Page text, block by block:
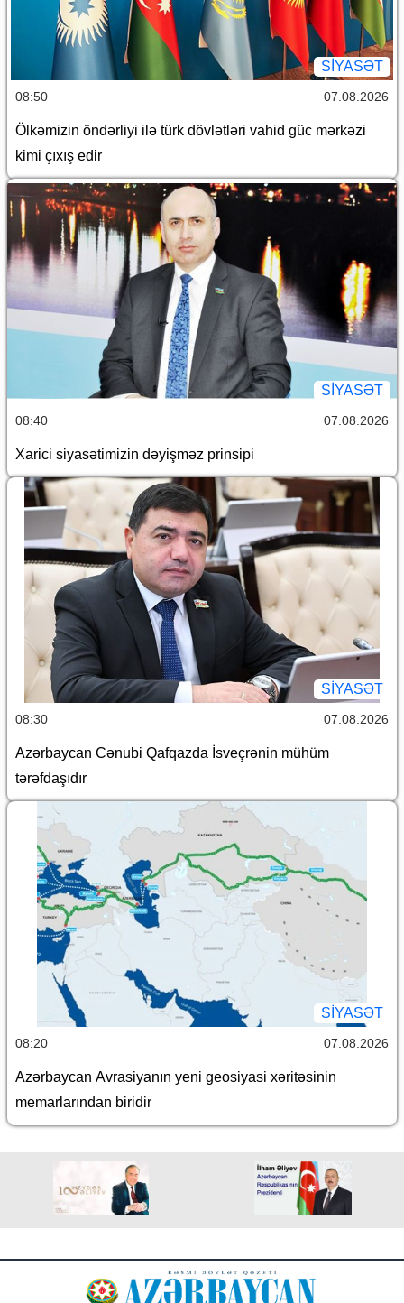
SİYASƏT
08:50 07.08.2026
Ölkəmizin öndərliyi ilə türk dövlətləri vahid güc mərkəzi
kimi çıxış edir
SİYASƏT
08:40 07.08.2026
Xarici siyasətimizin dəyişməz prinsipi
SİYASƏT
08:30 07.08.2026
Azərbaycan Cənubi Qafqazda İsveçrənin mühüm
tərəfdaşıdır
SİYASƏT
08:20 07.08.2026
Azərbaycan Avrasiyanın yeni geosiyasi xəritəsinin
memarlarından biridir